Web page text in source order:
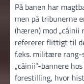
På banen har
men på tribunerne
(hæren) mod „câinii
refererer flittigt til
f.eks. militære rang-
„câinii”-bannere
forestilling, hvor